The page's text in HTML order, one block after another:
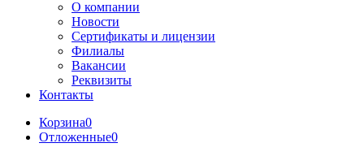
О компании
Новости
Сертификаты и лицензии
Филиалы
Вакансии
Реквизиты
Контакты
Корзина0
Отложенные0